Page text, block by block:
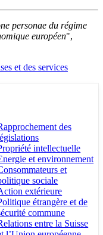
personae du régime
européen",
et des services
des
intellectuelle
et environnement
et
sociale
extérieure
étrangère et de
commune
entre la Suisse